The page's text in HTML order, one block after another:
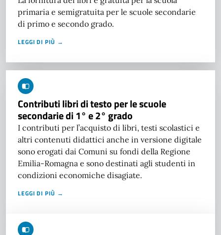
primaria e semigratuita per le scuole secondarie
di primo e secondo grado.
LEGGI DI PIÙ →
Contributi libri di testo per le scuole
secondarie di 1° e 2° grado
I contributi per l’acquisto di libri, testi scolastici e
altri contenuti didattici anche in versione digitale
sono erogati dai Comuni su fondi della Regione
Emilia-Romagna e sono destinati agli studenti in
condizioni economiche disagiate.
LEGGI DI PIÙ →